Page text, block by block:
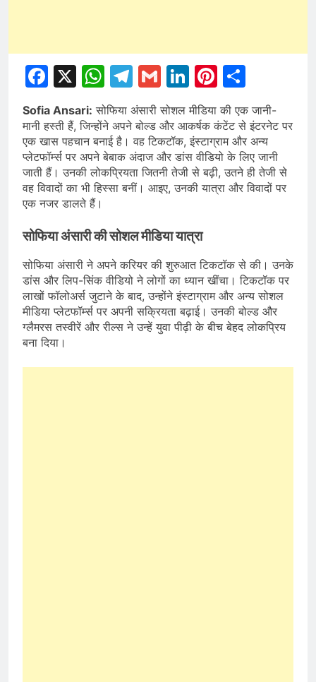
Facebook
X WhatsApp
Telegram
GmailLinkedIn
Pinterest
Sofia Ansari: सोफिया अंसारी सोशल मीडिया की एक जानी-
मानी हस्ती हैं, जिन्होंने अपने बोल्ड और आकर्षक कंटेंट से इंटरनेट पर
एक खास पहचान बनाई है। वह टिकटॉक, इंस्टाग्राम और अन्य
प्लेटफॉर्म्स पर अपने बेबाक अंदाज और डांस वीडियो के लिए जानी
जाती हैं। उनकी लोकप्रियता जितनी तेजी से बढ़ी, उतने ही तेजी से
वह विवादों का भी हिस्सा बनीं। आइए, उनकी यात्रा और विवादों पर
एक नजर डालते हैं।
सोफिया अंसारी की सोशल मीडिया यात्रा
सोफिया अंसारी ने अपने करियर की शुरुआत टिकटॉक से की। उनके
डांस और लिप-सिंक वीडियो ने लोगों का ध्यान खींचा। टिकटॉक पर
लाखों फॉलोअर्स जुटाने के बाद, उन्होंने इंस्टाग्राम और अन्य सोशल
मीडिया प्लेटफॉर्म्स पर अपनी सक्रियता बढ़ाई। उनकी बोल्ड और
ग्लैमरस तस्वीरें और रील्स ने उन्हें युवा पीढ़ी के बीच बेहद लोकप्रिय
बना दिया।